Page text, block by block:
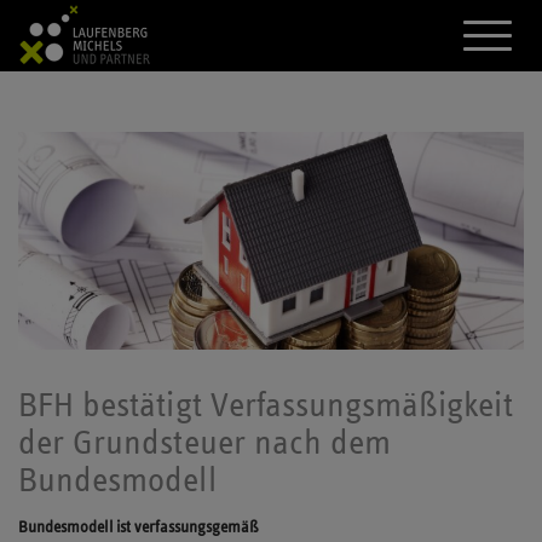
A
k
t
d
a
M
BFH bestätigt Verfassungsmäßigkeit
der Grundsteuer nach dem
Bundesmodell
Bundesmodell ist verfassungsgemäß